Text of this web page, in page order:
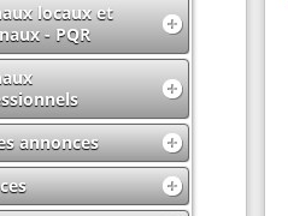
locaux et
- PQR
annonces